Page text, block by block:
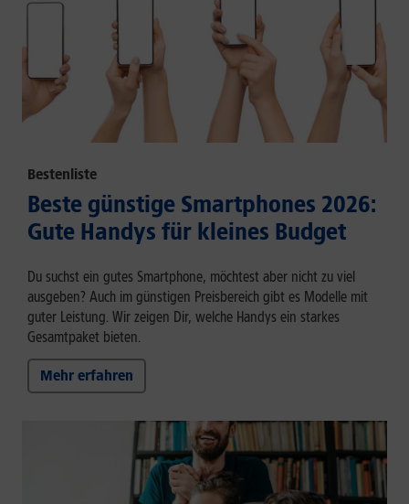
Bestenliste
Beste günstige Smartphones 2026:
Gute Handys für kleines Budget
Du suchst ein gutes Smartphone, möchtest aber nicht zu viel
ausgeben? Auch im günstigen Preisbereich gibt es Modelle mit
guter Leistung. Wir zeigen Dir, welche Handys ein starkes
Gesamtpaket bieten.
Mehr erfahren